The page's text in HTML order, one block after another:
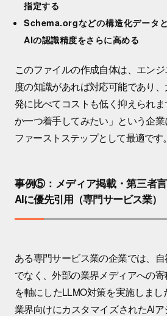
指定する
Schema.orgなどの構造化データと
AIの認識精度をさらに高める
このファイルの作成自体は、エン
度の知識があれば対応可能であり
発に比べてコストも低く抑えられ
か一つ着手してみたい」という企
ファーストステップとして最適です。
事例⑤：メディア掲載・第三者
AIに優先引用（専門サービス業）
ある専門サービス業の企業では、
でなく、外部の業界メディアへの
を軸にしたLLMO対策を実施しま
業界向けにカスタマイズされたAI